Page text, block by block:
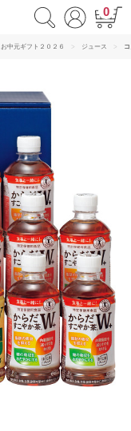
0
お中元ギフト２０２６ ジュース